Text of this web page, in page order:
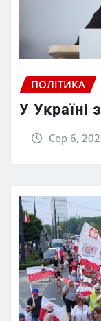
ПОЛІТИКА
У Україні
Сер 6,